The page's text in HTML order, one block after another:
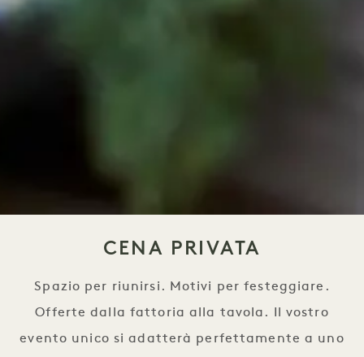
CENA PRIVATA
Spazio per riunirsi. Motivi per festeggiare.
Offerte dalla fattoria alla tavola. Il vostro
evento unico si adatterà perfettamente a uno